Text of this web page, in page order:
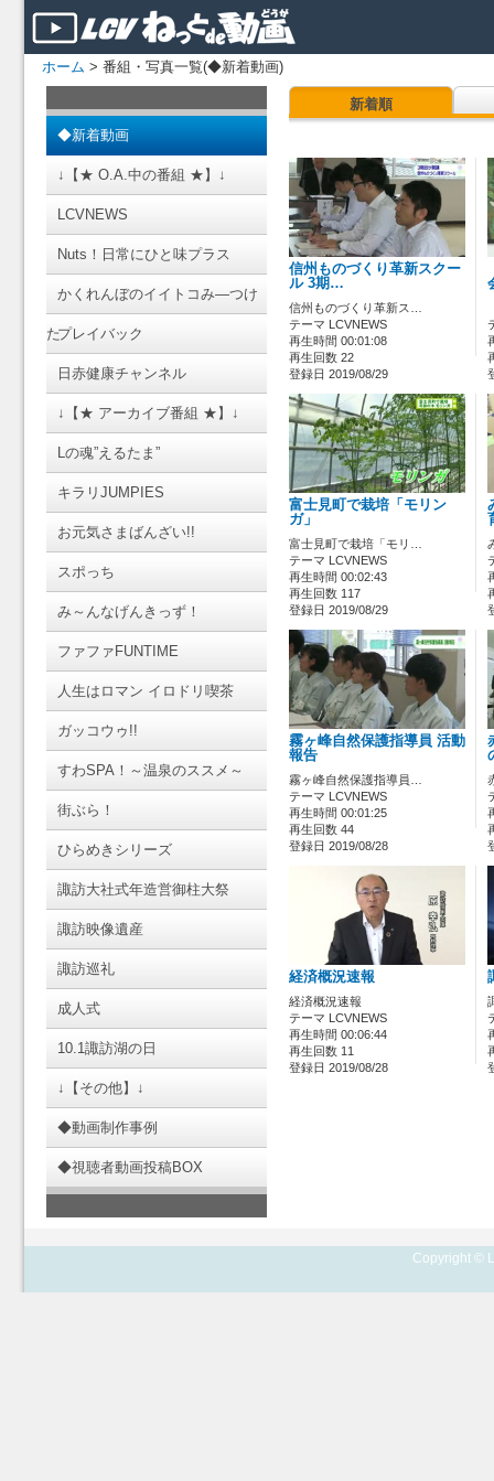
ホーム > 番組・写真一覧(◆新着動画)
◆新着動画
↓【★ O.A.中の番組 ★】↓
LCVNEWS
Nuts！日常にひと味プラス
かくれんぼのイイトコみ―つけ
たプレイバック
日赤健康チャンネル
↓【★ アーカイブ番組 ★】↓
Lの魂”えるたま”
キラリJUMPIES
お元気さまばんざい!!
スポっち
み～んなげんきっず！
ファファFUNTIME
人生はロマン イロドリ喫茶
ガッコウゥ!!
すわSPA！～温泉のススメ～
街ぶら！
ひらめきシリーズ
諏訪大社式年造営御柱大祭
諏訪映像遺産
諏訪巡礼
成人式
10.1諏訪湖の日
↓【その他】↓
◆動画制作事例
◆視聴者動画投稿BOX
新着順
信州ものづくり革新スクー
ル 3期…
信州ものづくり革新ス…
テーマ LCVNEWS
再生時間 00:01:08
再生回数 22
登録日 2019/08/29
富士見町で栽培「モリン
ガ」
富士見町で栽培「モリ…
テーマ LCVNEWS
再生時間 00:02:43
再生回数 117
登録日 2019/08/29
霧ヶ峰自然保護指導員 活動
報告
霧ヶ峰自然保護指導員…
テーマ LCVNEWS
再生時間 00:01:25
再生回数 44
登録日 2019/08/28
経済概況速報
経済概況速報
テーマ LCVNEWS
再生時間 00:06:44
再生回数 11
登録日 2019/08/28
Copyright ©